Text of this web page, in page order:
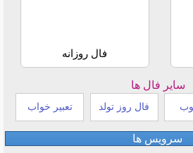
فال روزانه
سایر فال ها
فال روز تولد تعبیر خواب
سرویس ها